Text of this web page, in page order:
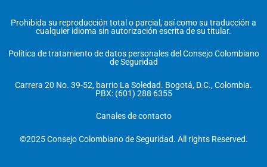
Prohibida su reproducción total o parcial, así como su traducción a
cualquier idioma sin autorización escrita de su titular.
Política de tratamiento de datos personales del Consejo Colombiano
de Seguridad
Carrera 20 No. 39-52, barrio La Soledad. Bogotá, D.C., Colombia.
PBX: (601) 288 6355
Canales de contacto
©2025 Consejo Colombiano de Seguridad. All rights Reserved.